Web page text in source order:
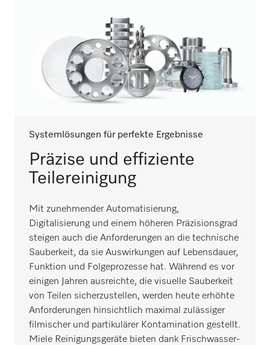
Systemlösungen für perfekte Ergebnisse
Präzise und effiziente
Teilereinigung
Mit zunehmender Automatisierung,
Digitalisierung und einem höheren Präzisionsgrad
steigen auch die Anforderungen an die technische
Sauberkeit, da sie Auswirkungen auf Lebensdauer,
Funktion und Folgeprozesse hat. Während es vor
einigen Jahren ausreichte, die visuelle Sauberkeit
von Teilen sicherzustellen, werden heute erhöhte
Anforderungen hinsichtlich maximal zulässiger
filmischer und partikulärer Kontamination gestellt.
Miele Reinigungsgeräte bieten dank Frischwasser-